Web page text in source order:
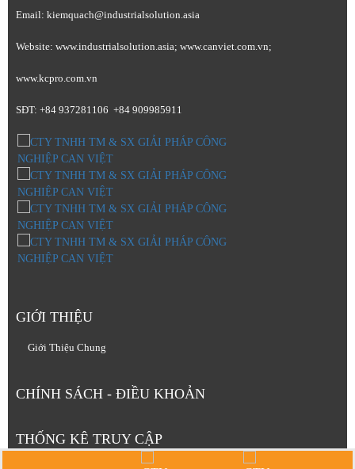
Email: kiemquach@industrialsolution.asia
Website: www.industrialsolution.asia; www.canviet.com.vn;
www.kcpro.com.vn
SĐT: +84 937281106 +84 909985911
GIỚI THIỆU
Giới Thiệu Chung
CHÍNH SÁCH - ĐIỀU KHOẢN
THỐNG KÊ TRUY CẬP